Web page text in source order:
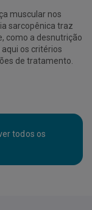
muscular nos
sarcopênica traz
como a desnutrição
os critérios
de tratamento.
todos os